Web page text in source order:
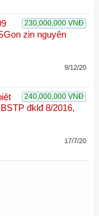
230,000,000 VNĐ
zin nguyên
9/12/20
240,000,000 VNĐ
đklđ 8/2016,
17/7/20